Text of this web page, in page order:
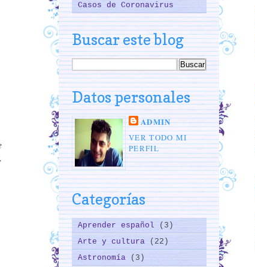
Casos de Coronavirus
Buscar este blog
Datos personales
ADMIN
VER TODO MI
PERFIL
Categorías
Aprender español
(3)
Arte y cultura
(22)
Astronomía
(3)